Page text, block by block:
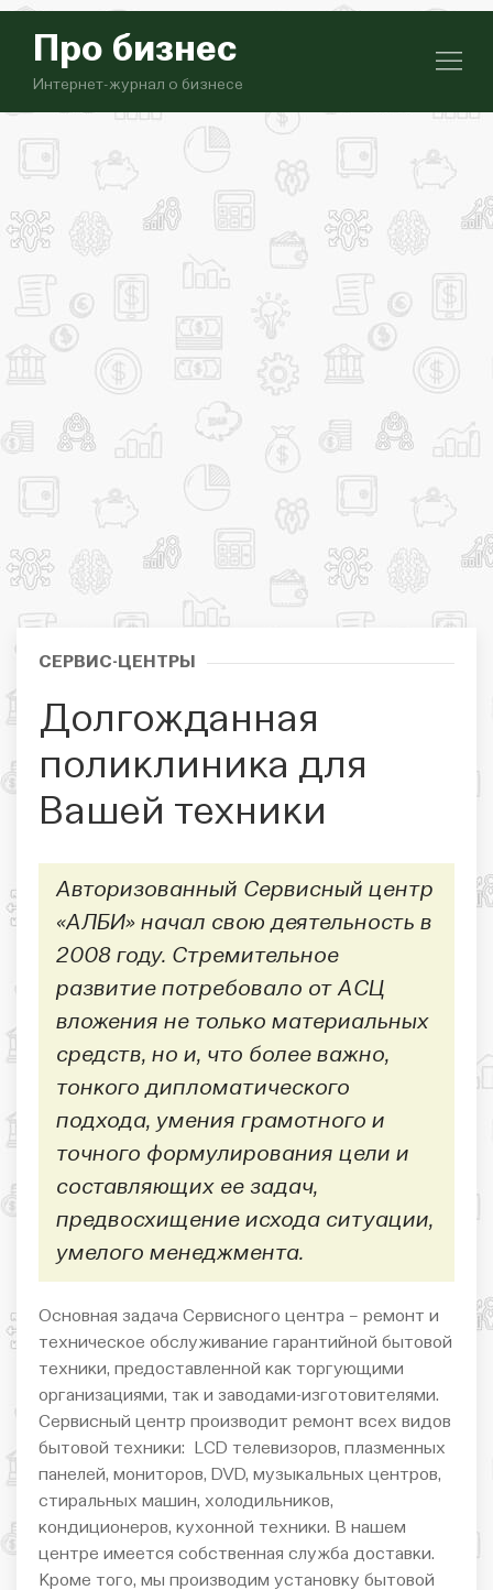
Про бизнес
Интернет-журнал о бизнесе
СЕРВИС-ЦЕНТРЫ
Долгожданная
поликлиника для
Вашей техники
Авторизованный Сервисный центр
«АЛБИ» начал свою деятельность в
2008 году. Стремительное
развитие потребовало от АСЦ
вложения не только материальных
средств, но и, что более важно,
тонкого дипломатического
подхода, умения грамотного и
точного формулирования цели и
составляющих ее задач,
предвосхищение исхода ситуации,
умелого менеджмента.
Основная задача Сервисного центра – ремонт и
техническое обслуживание гарантийной бытовой
техники, предоставленной как торгующими
организациями, так и заводами-изготовителями.
Сервисный центр производит ремонт всех видов
бытовой техники: LCD телевизоров, плазменных
панелей, мониторов, DVD, музыкальных центров,
стиральных машин, холодильников,
кондиционеров, кухонной техники. В нашем
центре имеется собственная служба доставки.
Кроме того, мы производим установку бытовой